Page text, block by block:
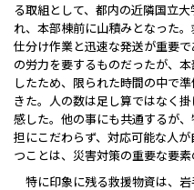
る取組として、都内の近隣国立
れ、本部棟前に山積みとなった
仕分け作業と迅速な発送が重要
の労力を要するものだったが、
したため、限られた時間の中で
きた。人の数は足し算ではなく
感した。他の事にも共通するが
担にこだわらず、対応可能な人
つことは、災害対策の重要な要素
特に印象に残る救援物資は、